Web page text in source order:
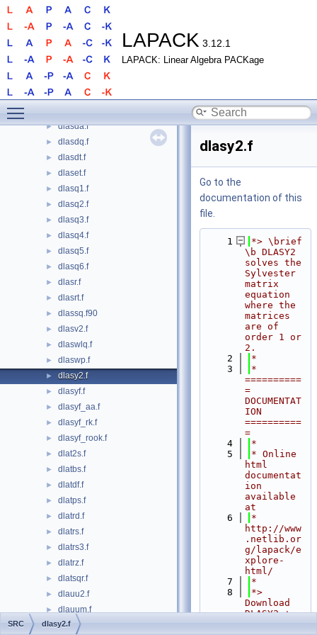
LAPACK 3.12.1
LAPACK: Linear Algebra PACKage
► dlasd3.f
► dlasd4.f
► dlasd5.f
► dlasd6.f
► dlasd7.f
► dlasda.f
► dlasdq.f
► dlasdt.f
► dlaset.f
► dlasq1.f
► dlasq2.f
► dlasq3.f
► dlasq4.f
► dlasq5.f
► dlasq6.f
► dlasr.f
► dlasrt.f
► dlassq.f90
► dlasv2.f
► dlaswlq.f
► dlaswp.f
► dlasy2.f
► dlasyf.f
► dlasyf_aa.f
► dlasyf_rk.f
► dlasyf_rook.f
► dlat2s.f
► dlatbs.f
► dlatdf.f
► dlatps.f
► dlatrd.f
► dlatrs.f
► dlatrs3.f
► dlatrz.f
► dlatsqr.f
► dlauu2.f
► dlauum.f
► dopgtr.f
dlasy2.f
Go to the
documentation of this
file.
    1
*> \brief
\b DLASY2
solves the
Sylvester
matrix
equation
where the
matrices
are of
order 1 or
2.
    2
*
    3
*
==========
=
DOCUMENTAT
ION
==========
=
    4
*
    5
* Online
html
documentat
ion
available
at
    6
*
http://www
.netlib.or
g/lapack/e
xplore-
html/
    7
*
    8
*>
Download
DLASY2 +
SRC dlasy2.f